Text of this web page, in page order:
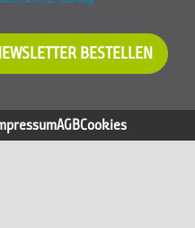
BESTELLEN
AGBCookies